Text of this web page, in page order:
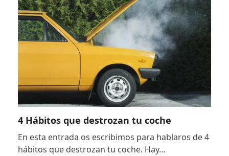
4 Hábitos que destrozan tu coche
En esta entrada os escribimos para hablaros de 4
hábitos que destrozan tu coche. Hay…